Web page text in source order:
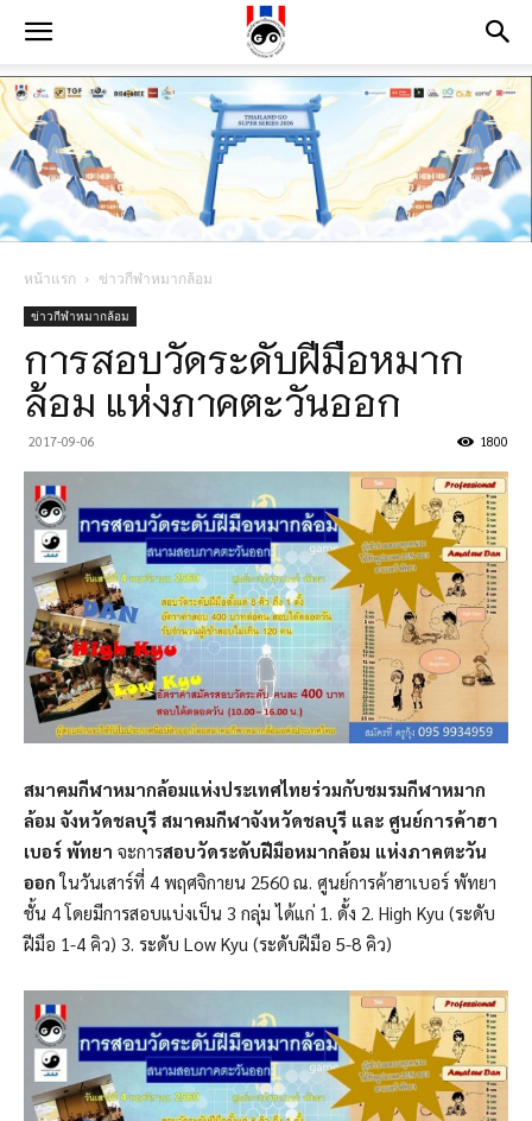
หน้าแรก ข่าวกีฬาหมากล้อม
ข่าวกีฬาหมากล้อม
การสอบวัดระดับฝีมือหมาก
ล้อม แห่งภาคตะวันออก
2017-09-06 1800
สมาคมกีฬาหมากล้อมแห่งประเทศไทยร่วมกับชมรมกีฬาหมาก
ล้อม จังหวัดชลบุรี สมาคมกีฬาจังหวัดชลบุรี และ ศูนย์การค้าฮา
เบอร์ พัทยา จะการสอบวัดระดับฝีมือหมากล้อม แห่งภาคตะวัน
ออกในวันเสาร์ที่ 4 พฤศจิกายน 2560 ณ. ศูนย์การค้าฮาเบอร์ พัทยา
ชั้น 4 โดยมีการสอบแบ่งเป็น 3 กลุ่ม ได้แก่ 1. ดั้ง 2. High Kyu (ระดับ
ฝีมือ 1-4 คิว) 3. ระดับ Low Kyu (ระดับฝีมือ 5-8 คิว)